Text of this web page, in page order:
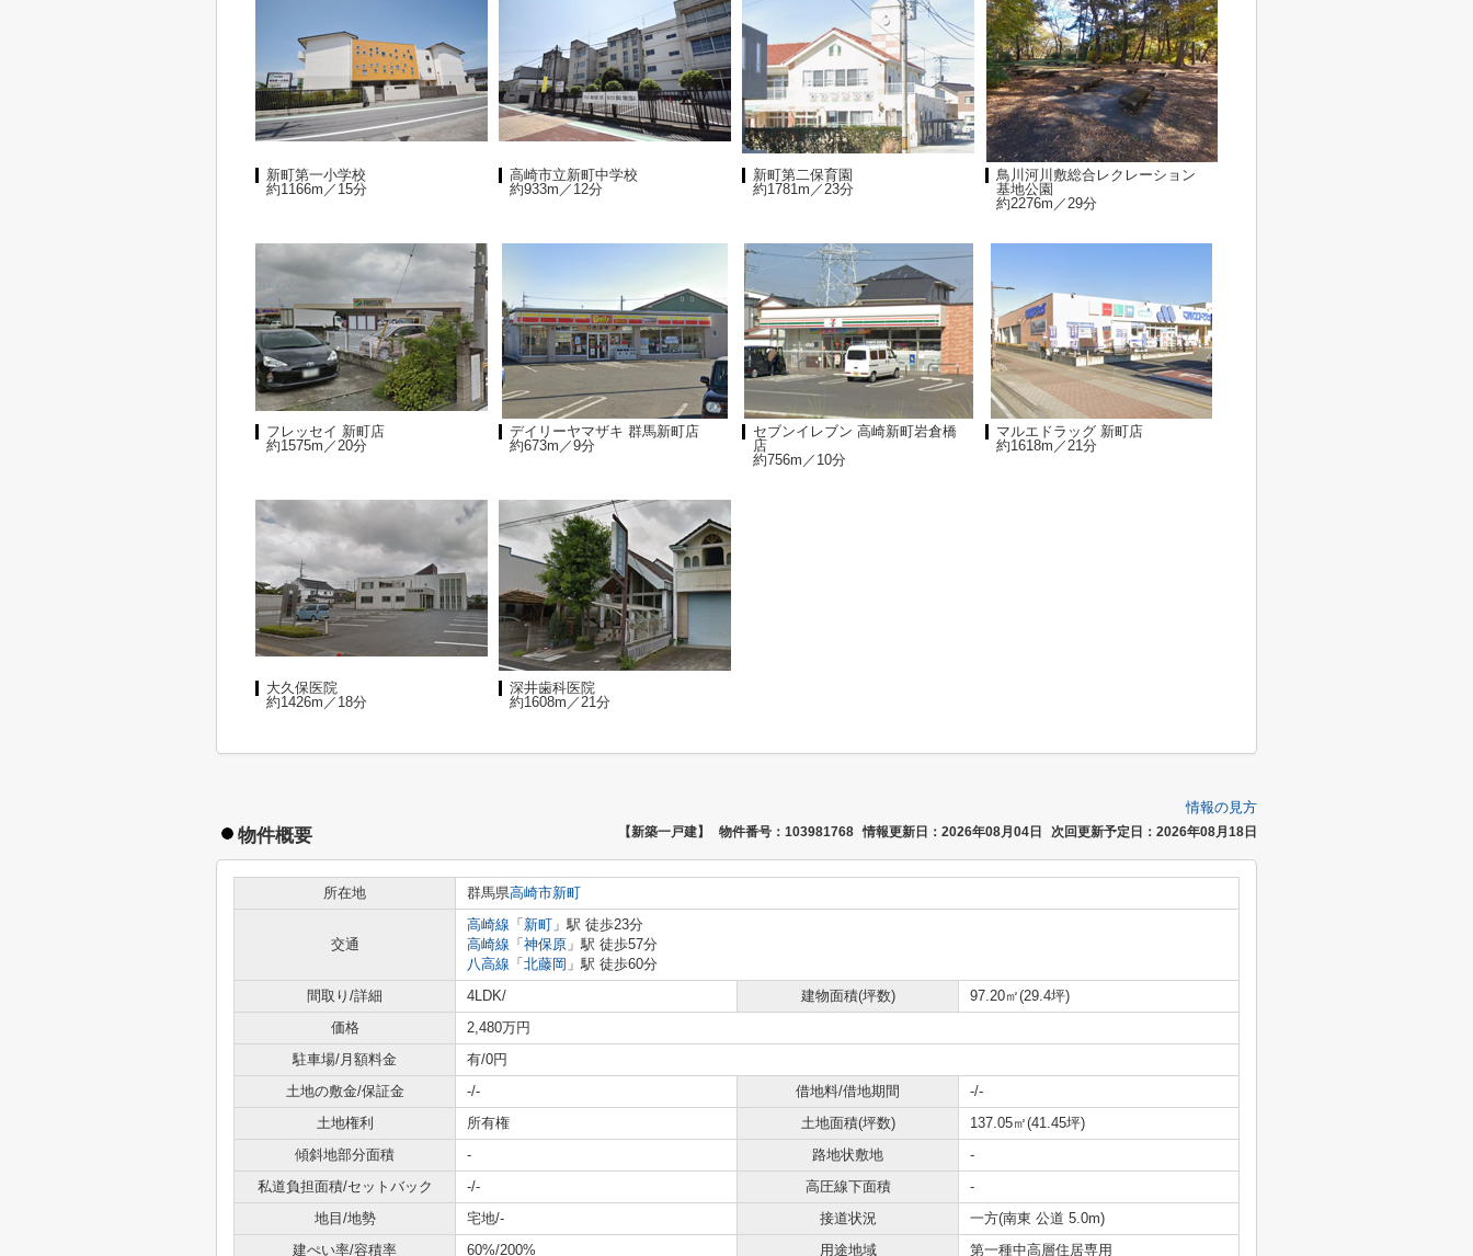
新町第一小学校
約1166m／15分
高崎市立新町中学校
約933m／12分
新町第二保育園
約1781m／23分
鳥川河川敷総合レクレーション
基地公園
約2276m／29分
フレッセイ 新町店
約1575m／20分
デイリーヤマザキ 群馬新町店
約673m／9分
セブンイレブン 高崎新町岩倉橋
店
約756m／10分
マルエドラッグ 新町店
約1618m／21分
大久保医院
約1426m／18分
深井歯科医院
約1608m／21分
情報の見方
物件概要 【新築一戸建】 物件番号：103981768 情報更新日：2026年08月04日 次回更新予定日：2026年08月18日
所在地 群馬県高崎市新町
交通
高崎線 「 新町 」駅 徒歩23分
高崎線 「 神保原 」駅 徒歩57分
八高線 「 北藤岡 」駅 徒歩60分
間取り/詳細
4LDK/ 建物面積(坪数)
97.20㎡(29.4坪)
価格
2,480万円
駐車場/月額料金
有/0円
土地の敷金/保証金
-/- 借地料/借地期間
-/-
土地権利
所有権 土地面積(坪数)
137.05㎡(41.45坪)
傾斜地部分面積
- 路地状敷地
-
私道負担面積/セットバック
-/- 高圧線下面積
-
地目/地勢
宅地/- 接道状況
一方(南東 公道 5.0m)
建ぺい率/容積率
60%/200% 用途地域 第一種中高層住居専用